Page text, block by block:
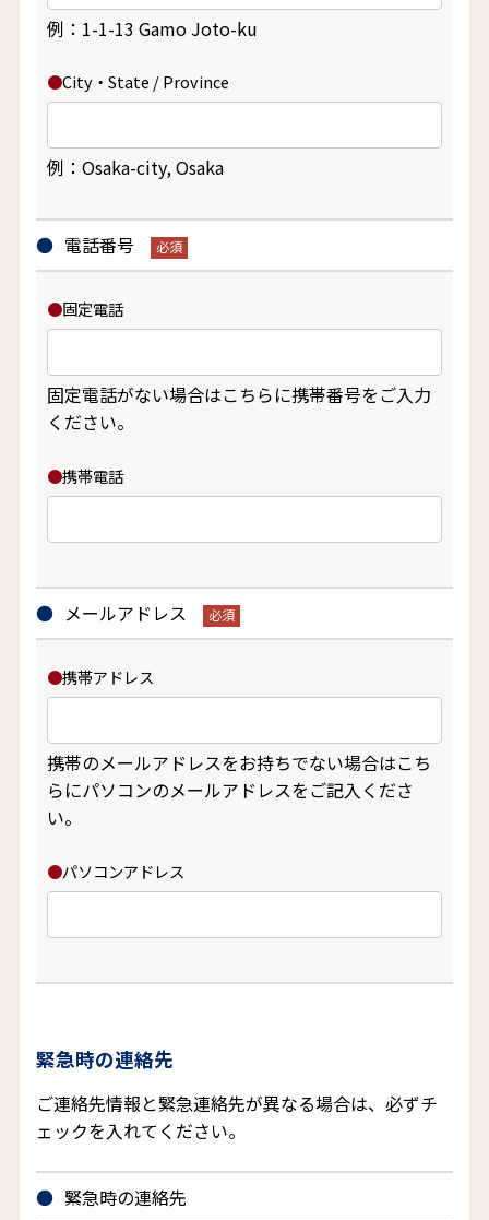
例：1-1-13 Gamo Joto-ku
City・State / Province
例：Osaka-city, Osaka
電話番号
固定電話
固定電話がない場合はこちらに携帯番号をご入力
ください。
携帯電話
メールアドレス
携帯アドレス
携帯のメールアドレスをお持ちでない場合はこち
らにパソコンのメールアドレスをご記入くださ
い。
パソコンアドレス
緊急時の連絡先
ご連絡先情報と緊急連絡先が異なる場合は、必ずチ
ェックを入れてください。
緊急時の連絡先